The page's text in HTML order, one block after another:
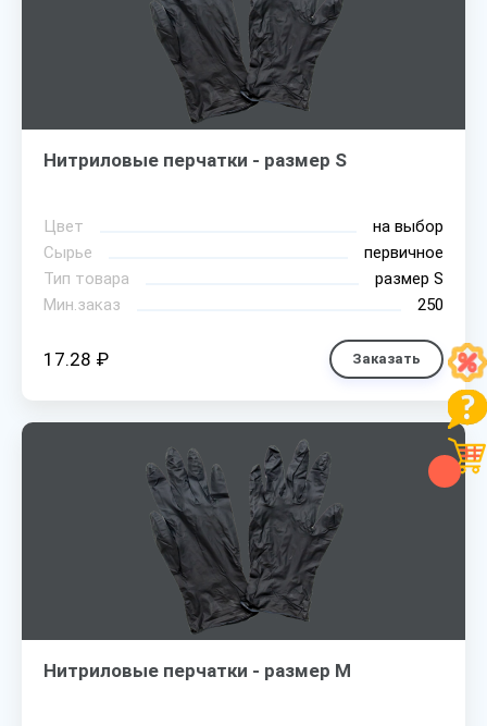
Нитриловые перчатки - размер S
Цвет
на выбор
Сырье
первичное
Тип товара
размер S
Мин.заказ
250
17.28 ₽ Заказать
Нитриловые перчатки - размер M